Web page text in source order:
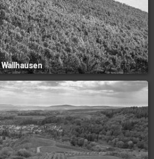
Wallhausen